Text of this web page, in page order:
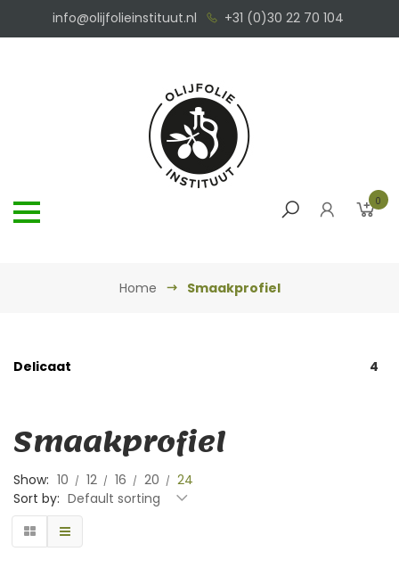
info@olijfolieinstituut.nl +31 (0)30 22 70 104
0
Home Smaakprofiel
Delicaat 4
Smaakprofiel
Show: 10 12 16 20
24
Sort by: Default sorting